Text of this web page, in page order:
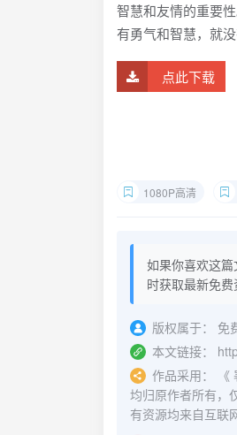
智慧和友情的重要
有勇气和智慧，就
点此下载
1080P高清
如果你喜欢这
时获取最新免费
版权属于：
免
本文链接：
作品采用：
《
均归原作者所有，
有资源均来自互联